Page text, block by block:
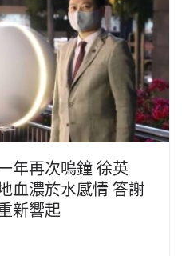
年再次鳴鐘 徐英
血濃於水感情 答謝
新響起